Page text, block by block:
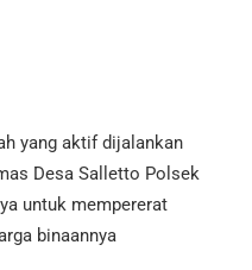
yang aktif dijalankan
Desa Salletto Polsek
untuk mempererat
binaannya